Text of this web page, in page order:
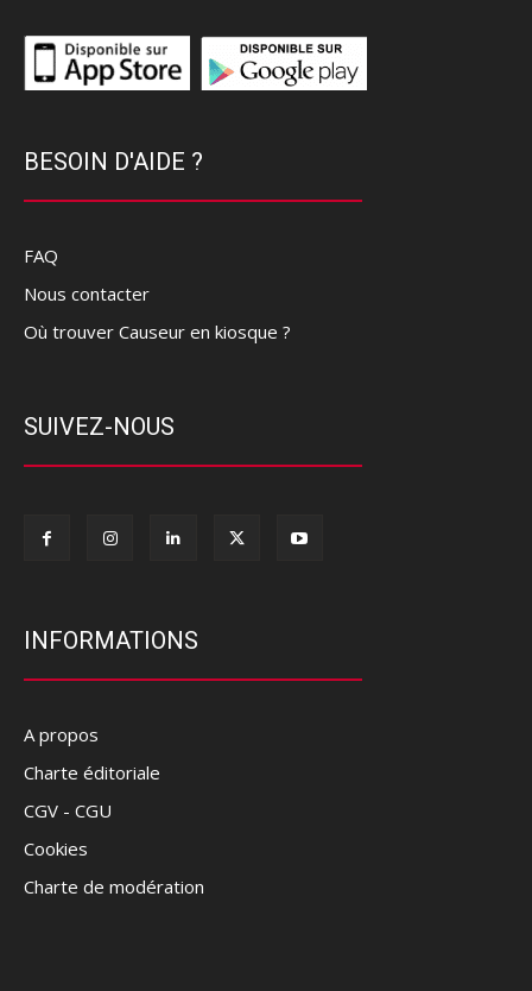
BESOIN D'AIDE ?
FAQ
Nous contacter
Où trouver Causeur en kiosque ?
SUIVEZ-NOUS
INFORMATIONS
A propos
Charte éditoriale
CGV - CGU
Cookies
Charte de modération